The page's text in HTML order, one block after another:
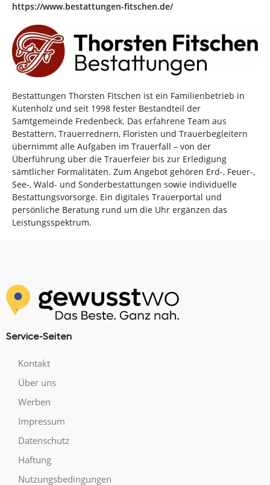
https://www.bestattungen-fitschen.de/
Bestattungen Thorsten Fitschen ist ein Familienbetrieb in
Kutenholz und seit 1998 fester Bestandteil der
Samtgemeinde Fredenbeck. Das erfahrene Team aus
Bestattern, Trauerrednern, Floristen und Trauerbegleitern
übernimmt alle Aufgaben im Trauerfall – von der
Überführung über die Trauerfeier bis zur Erledigung
sämtlicher Formalitäten. Zum Angebot gehören Erd-, Feuer-,
See-, Wald- und Sonderbestattungen sowie individuelle
Bestattungsvorsorge. Ein digitales Trauerportal und
persönliche Beratung rund um die Uhr ergänzen das
Leistungsspektrum.
Service-Seiten
Kontakt
Über uns
Werben
Impressum
Datenschutz
Haftung
Nutzungsbedingungen